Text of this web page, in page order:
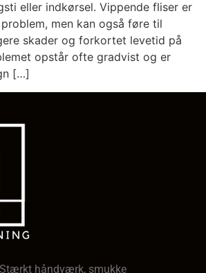
eller indkørsel. Vippende fliser er
men kan også føre til
skader og forkortet levetid på
opstår ofte gradvist og er
[…]
håndværk, smukke